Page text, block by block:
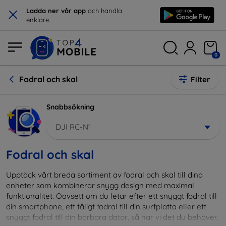
× Ladda ner vår app och handla
enklare.
0
Fodral och skal Filter
Snabbsökning
DJI RC-N1
Fodral och skal
Upptäck vårt breda sortiment av fodral och skal till dina
enheter som kombinerar snygg design med maximal
funktionalitet. Oavsett om du letar efter ett snyggt fodral till
din smartphone, ett tåligt fodral till din surfplatta eller ett
snyggt fodral till din bärbara dator, så har vi det du behöver.